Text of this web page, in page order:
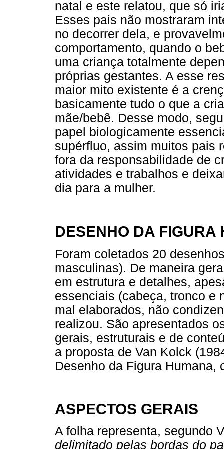
natal e este relatou, que só
Esses pais não mostraram
no decorrer dela, e
comportamento, quando o
uma criança totalmente
próprias gestantes. A esse
maior mito existente é a
basicamente tudo o que a
mãe/bebê. Desse modo,
papel biologicamente
supérfluo, assim muitos pais
fora da responsabilidade de
atividades e trabalhos e
dia para a mulher.
DESENHO DA FIGURA
Foram coletados 20
masculinas). De maneira
em estrutura e detalhes,
essenciais (cabeça, tronco e
mal elaborados, não
realizou. São apresentados
gerais, estruturais e de
a proposta de Van Kolck
Desenho da Figura Humana,
ASPECTOS GERAIS
A folha representa, segundo
delimitado pelas bordas do